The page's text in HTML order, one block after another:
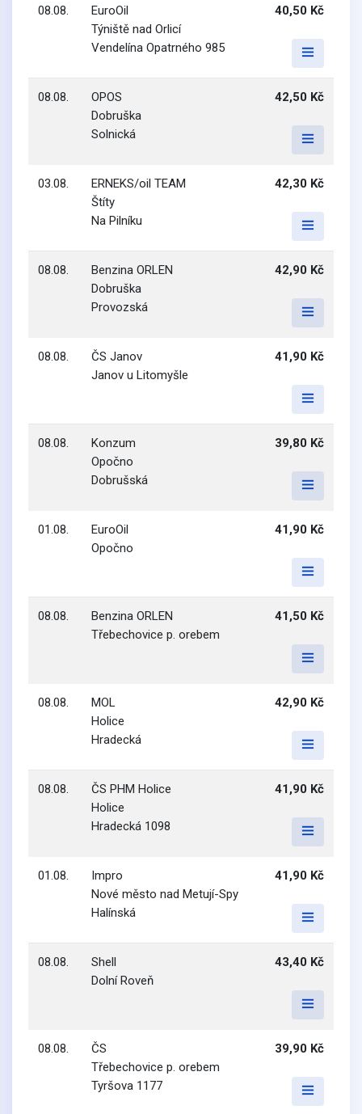
08.08.
EuroOil
Týniště nad Orlicí
Vendelína Opatrného 985
40,50 Kč
08.08.
OPOS
Dobruška
Solnická
42,50 Kč
03.08.
ERNEKS/oil TEAM
Štíty
Na Pilníku
42,30 Kč
08.08.
Benzina ORLEN
Dobruška
Provozská
42,90 Kč
08.08.
ČS Janov
Janov u Litomyšle
41,90 Kč
08.08.
Konzum
Opočno
Dobrušská
39,80 Kč
01.08.
EuroOil
Opočno
41,90 Kč
08.08.
Benzina ORLEN
Třebechovice p. orebem
41,50 Kč
08.08.
MOL
Holice
Hradecká
42,90 Kč
08.08.
ČS PHM Holice
Holice
Hradecká 1098
41,90 Kč
01.08.
Impro
Nové město nad Metují-Spy
Halínská
41,90 Kč
08.08.
Shell
Dolní Roveň
43,40 Kč
08.08.
ČS
Třebechovice p. orebem
Tyršova 1177
39,90 Kč